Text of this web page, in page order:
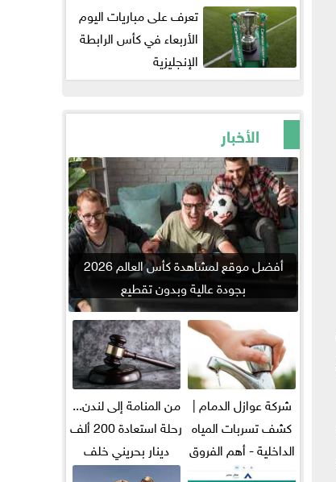
تعرف على مباريات اليوم
الأربعاء في كأس الرابطة
الإنجليزية
الأخبار
أفضل موقع لمشاهدة كأس العالم 2026
بجودة عالية وبدون تقطيع
شركة عوازل الدمام |
كشف تسربات المياه
الداخلية - أهم الفروق
بين...
من المنامة إلى لندن...
رحلة استعادة 200 ألف
دينار بحريني خلف
قضبان...